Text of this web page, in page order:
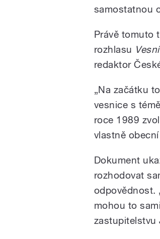
samostatnou
Právě tomuto
rozhlasu
redaktor
„Na začátku
vesnice s
roce 1989
vlastně
Dokument
rozhodovat
odpovědnost.
mohou to
zastupitelstvu